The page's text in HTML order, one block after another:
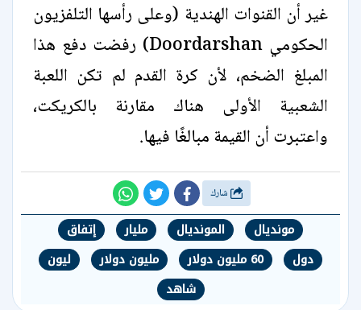
غير أن القنوات الهندية (وعلى رأسها التلفزيون
الحكومي Doordarshan) رفضت دفع هذا
المبلغ الضخم، لأن كرة القدم لم تكن اللعبة
الشعبية الأولى هناك مقارنة بالكريكت،
واعتبرت أن القيمة مبالغًا فيها.
مونديال المونديال مليار
إتفاق
دول
60 مليون دولار مليون دولار
ليون
شاهد